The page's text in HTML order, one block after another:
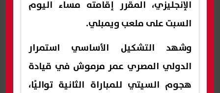
الإنجليزي، المقرر إقامته مساء اليوم
السبت على ملعب ويمبلي.
وشهد التشكيل الأساسي استمرار
الدولي المصري عمر مرموش في قيادة
هجوم السيتي للمباراة الثانية تواليًا،